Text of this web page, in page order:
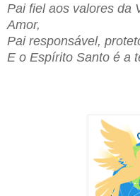
Pai fiel aos valores da
Amor,
Pai responsável,
E o Espírito Santo é a